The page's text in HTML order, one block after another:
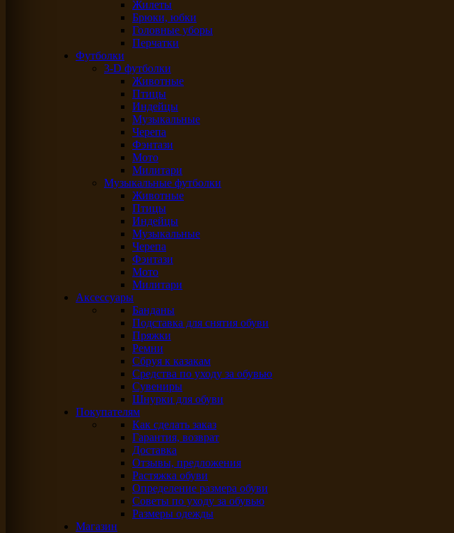
Жилеты
Брюки, юбки
Головные уборы
Перчатки
Футболки
3-D футболки
Животные
Птицы
Индейцы
Музыкальные
Черепа
Фэнтази
Мото
Милитари
Музыкальные футболки
Животные
Птицы
Индейцы
Музыкальные
Черепа
Фэнтази
Мото
Милитари
Аксессуары
Банданы
Подставка для снятия обуви
Пряжки
Ремни
Сбруя к казакам
Средства по уходу за обувью
Сувениры
Шнурки для обуви
Покупателям
Как сделать заказ
Гарантия, возврат
Доставка
Отзывы, предложения
Растяжка обуви
Определение размера обуви
Советы по уходу за обувью
Размеры одежды
Магазин